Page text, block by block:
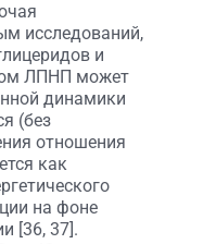
исследований,
и
ЛПНП может
динамики
(без
отношения
как
на фоне
[36, 37].